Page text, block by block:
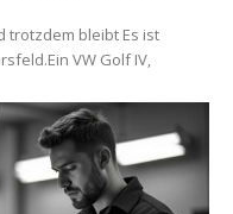
trotzdem bleibt Es ist
VW Golf IV,